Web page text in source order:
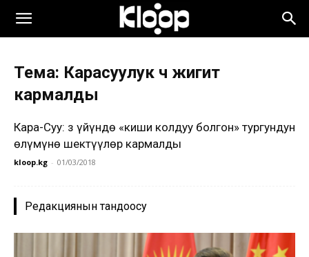
Тема: Карасуулук үч жигит
кармалды
Кара-Суу: Өз үйүндө «киши колдуу болгон» тургундун
өлүмүнө шектүүлөр кармалды
kloop.kg - 01/03/2018
Редакциянын тандоосу